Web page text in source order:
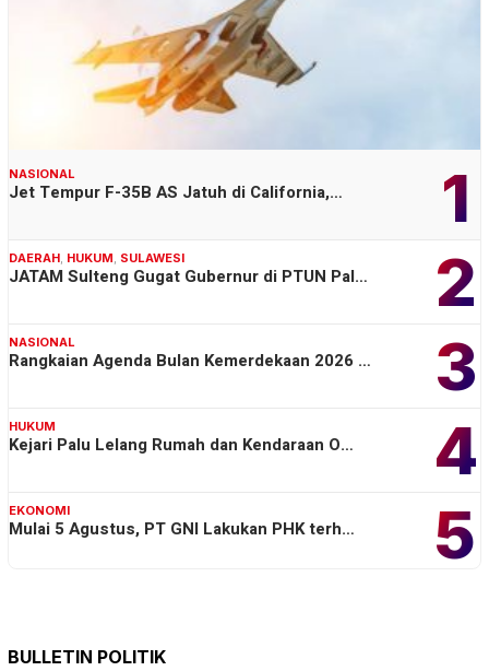
1
NASIONAL
Jet Tempur F-35B AS Jatuh di California,…
2
DAERAH HUKUM SULAWESI
JATAM Sulteng Gugat Gubernur di PTUN Pal…
3
NASIONAL
Rangkaian Agenda Bulan Kemerdekaan 2026 …
4
HUKUM
Kejari Palu Lelang Rumah dan Kendaraan O…
5
EKONOMI
Mulai 5 Agustus, PT GNI Lakukan PHK terh…
BULLETIN POLITIK